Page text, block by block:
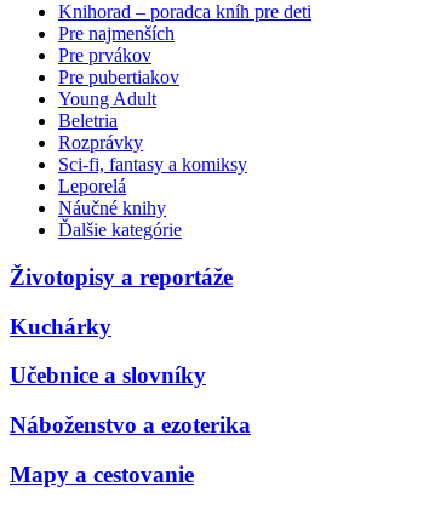
Knihorad – poradca kníh pre deti
Pre najmenších
Pre prvákov
Pre pubertiakov
Young Adult
Beletria
Rozprávky
Sci-fi, fantasy a komiksy
Leporelá
Náučné knihy
Ďalšie kategórie
Životopisy a reportáže
Kuchárky
Učebnice a slovníky
Náboženstvo a ezoterika
Mapy a cestovanie